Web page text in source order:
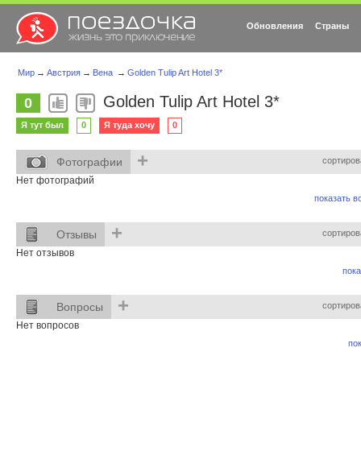
Обновления Страны
Мир → Австрия → Вена → Golden Tulip Art Hotel 3*
0 Golden Tulip Art Hotel 3*
Я тут был 0 Я туда хочу 0
Фотографии +
Нет фотографий
показать
Отзывы +
Нет отзывов
Вопросы +
Нет вопросов